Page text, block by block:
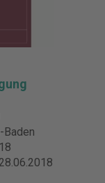
Baden
28.06.2018